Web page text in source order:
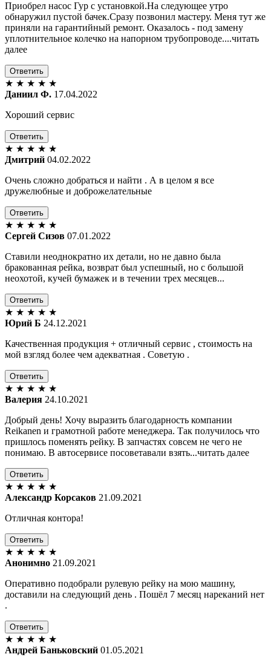
Приобрел насос Гур с установкой.На следующее утро
обнаружил пустой бачек.Сразу позвонил мастеру. Меня тут же
приняли на гарантийный ремонт. Оказалось - под замену
уплотнительное колечко на напорном трубопроводе....читать
далее
Ответить
★ ★ ★ ★ ★
Даниил Ф. 17.04.2022
Хороший сервис
Ответить
★ ★ ★ ★ ★
Дмитрий 04.02.2022
Очень сложно добраться и найти . А в целом я все
дружелюбные и доброжелательные
Ответить
★ ★ ★ ★ ★
Сергей Сизов 07.01.2022
Ставили неоднократно их детали, но не давно была
бракованная рейка, возврат был успешный, но с большой
неохотой, кучей бумажек и в течении трех месяцев...
Ответить
★ ★ ★ ★ ★
Юрий Б 24.12.2021
Качественная продукция + отличный сервис , стоимость на
мой взгляд более чем адекватная . Советую .
Ответить
★ ★ ★ ★ ★
Валерия 24.10.2021
Добрый день! Хочу выразить благодарность компании
Reikanen и грамотной работе менеджера. Так получилось что
пришлось поменять рейку. В запчастях совсем не чего не
понимаю. В автосервисе посоветавали взять...читать далее
Ответить
★ ★ ★ ★ ★
Александр Корсаков 21.09.2021
Отличная контора!
Ответить
★ ★ ★ ★ ★
Анонимно 21.09.2021
Оперативно подобрали рулевую рейку на мою машину,
доставили на следующий день . Пошёл 7 месяц нареканий нет
.
Ответить
★ ★ ★ ★ ★
Андрей Баньковский 01.05.2021